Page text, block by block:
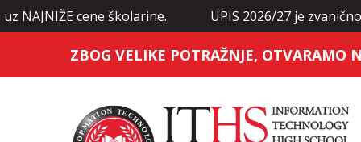
NAJNIŽE cene školarine. UPIS 2026/27 je
ZBOG VELIKE POTRAŽNJE, OTVARAMO